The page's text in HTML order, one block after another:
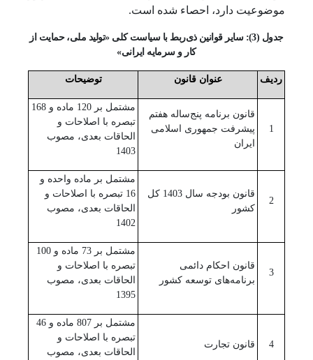
موضوعیت دارد، احصاء شده است.
جدول (3): سایر قوانین ذی‌ربط با سیاست کلی «تولید ملی، حمایت از
کار و سرمایه ایرانی»
ردیف عنوان قانون توضیحات
1
قانون برنامه پنج‌ساله هفتم
پیشرفت جمهوری اسلامی
ایران
مشتمل بر 120 ماده و 168
تبصره با اصلاحات و
الحاقات بعدی، مصوب
1403
2
قانون بودجه سال 1403 کل
کشور
مشتمل بر ماده واحده و
16 تبصره با اصلاحات و
الحاقات بعدی، مصوب
1402
3
قانون احکام دائمی
برنامه‌های توسعه کشور
مشتمل بر 73 ماده و 100
تبصره با اصلاحات و
الحاقات بعدی، مصوب
1395
4 قانون تجارت
مشتمل بر 807 ماده و 46
تبصره با اصلاحات و
الحاقات بعدی، مصوب